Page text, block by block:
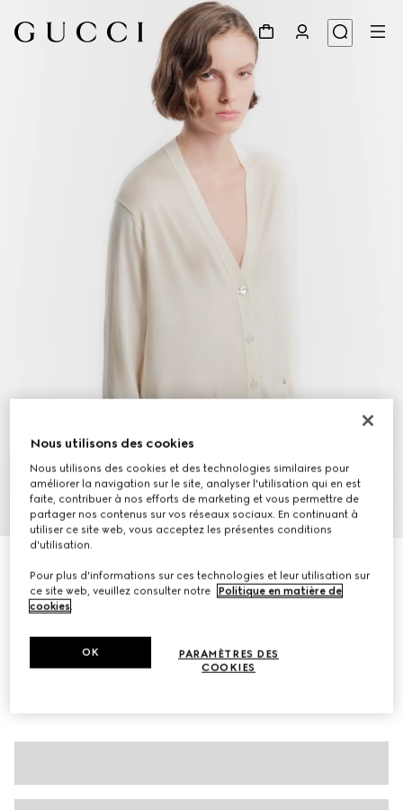
€ 1.500
Déclinaisons
Nous utilisons des cookies
Nous utilisons des cookies et des technologies similaires pour
améliorer la navigation sur le site, analyser l'utilisation qui en est
faite, contribuer à nos efforts de marketing et vous permettre de
partager nos contenus sur vos réseaux sociaux. En continuant à
utiliser ce site web, vous acceptez les présentes conditions
d'utilisation.
Pour plus d'informations sur ces technologies et leur utilisation sur
ce site web, veuillez consulter notre
Politique en matière de
cookies.
PARAMÈTRES DES
COOKIES
OK